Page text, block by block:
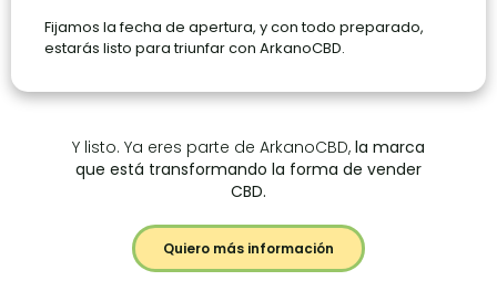
Fijamos la fecha de apertura, y con todo preparado,
estarás listo para triunfar con ArkanoCBD.
Y listo. Ya eres parte de ArkanoCBD, la marca
que está transformando la forma de vender
CBD.
Quiero más información